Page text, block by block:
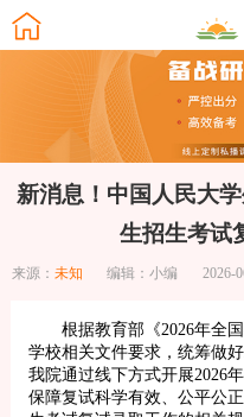
新消息！中国人民大
生招生考试
来源： 未知 编辑：小编 2026-
根据教育部《2026年全国
学校相关文件要求，统筹做
我院通过线下方式开展2026
保障复试科学有效、公平公